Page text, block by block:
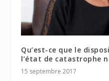
Qu’est-ce que le
l’état de catastrophe
15 septembre 2017